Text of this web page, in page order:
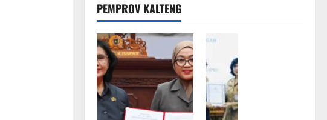
PEMPROV KALTENG